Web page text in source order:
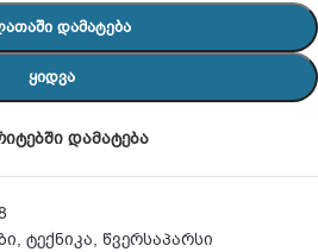
ᲓᲐᲛᲐᲢᲔᲑᲐ
ᲧᲘᲓᲕᲐ
დამატება
, ტექნიკა, წვერსაპარსი